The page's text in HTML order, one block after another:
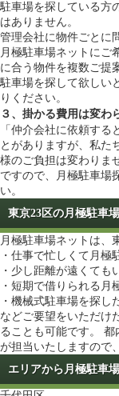
駐車場を探している方
はありません。
管理会社に物件ごとに
月極駐車場ネットにご
に合う物件を複数ご提
駐車場を探して欲しい
りください。
３、掛かる費用は変わ
「仲介会社に依頼す
とがありますが、私た
様のご負担は変わりま
ですので、月極駐車場
い。
東京23区の月極駐車
月極駐車場ネットは、
・仕事で忙しくて月極
・少し距離が遠くて
・短期で借りられる月
・機械式駐車場を探し
などご要望をいただけ
ることも可能です。 都
が担当いたしますので
エリアから月極駐車